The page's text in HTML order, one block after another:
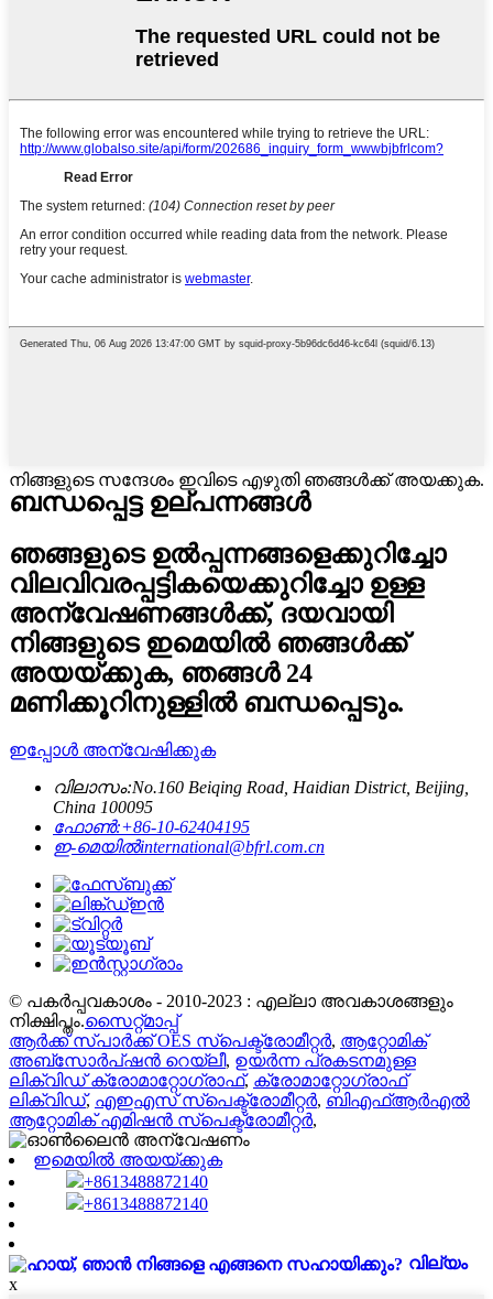
നിങ്ങളുടെ സന്ദേശം ഇവിടെ എഴുതി ഞങ്ങൾക്ക് അയക്കുക.
ബന്ധപ്പെട്ട ഉല്പന്നങ്ങൾ
ഞങ്ങളുടെ ഉൽപ്പന്നങ്ങളെക്കുറിച്ചോ
വിലവിവരപ്പട്ടികയെക്കുറിച്ചോ ഉള്ള
അന്വേഷണങ്ങൾക്ക്, ദയവായി
നിങ്ങളുടെ ഇമെയിൽ ഞങ്ങൾക്ക്
അയയ്ക്കുക, ഞങ്ങൾ 24
മണിക്കൂറിനുള്ളിൽ ബന്ധപ്പെടും.
ഇപ്പോൾ അന്വേഷിക്കുക
വിലാസം:No.160 Beiqing Road, Haidian District, Beijing,
China 100095
ഫോൺ:+86-10-62404195
ഇ-മെയിൽinternational@bfrl.com.cn
© പകർപ്പവകാശം - 2010-2023 : എല്ലാ അവകാശങ്ങളും
നിക്ഷിപ്തം.സൈറ്റ്മാപ്പ്
ആർക്ക് സ്പാർക്ക് OES സ്പെക്ട്രോമീറ്റർ, ആറ്റോമിക്
അബ്സോർപ്ഷൻ റെയ്‌ലീ, ഉയർന്ന പ്രകടനമുള്ള
ലിക്വിഡ് ക്രോമാറ്റോഗ്രാഫ്, ക്രോമാറ്റോഗ്രാഫ്
ലിക്വിഡ്, എഇഎസ് സ്പെക്ട്രോമീറ്റർ, ബിഎഫ്ആർഎൽ
ആറ്റോമിക് എമിഷൻ സ്പെക്ട്രോമീറ്റർ,
ഇമെയിൽ അയയ്ക്കുക
+8613488872140
+8613488872140
വില്യം
x